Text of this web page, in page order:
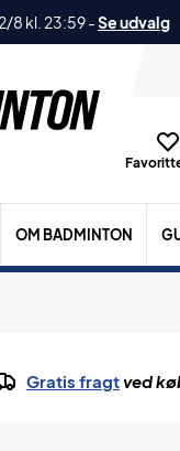
8 kl. 23:59-Se udvalg
OM BADMINTON
Gratis fragtved